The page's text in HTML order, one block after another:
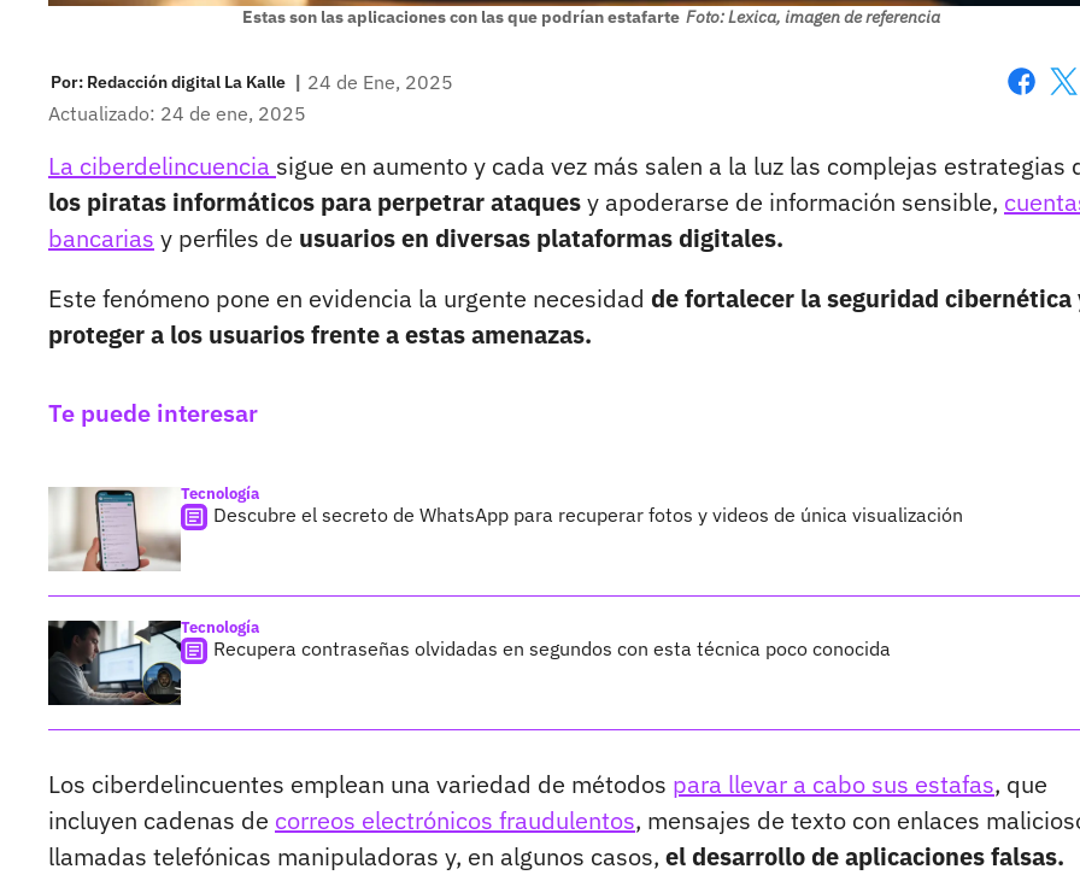
Estas son las aplicaciones con las que podrían estafarte Foto: Lexica, imagen de referencia
Por: Redacción digital La Kalle | 24 de Ene, 2025
Actualizado: 24 de ene, 2025
La ciberdelincuencia sigue en aumento y cada vez más salen a la luz las complejas estrategias
los piratas informáticos para perpetrar ataquesy apoderarse de información sensible,
bancarias y perfiles de usuarios en diversas plataformas digitales.
Este fenómeno pone en evidencia la urgente necesidad de fortalecer la seguridad cibernética
proteger a los usuarios frente a estas amenazas.
Te puede interesar
Tecnología
Descubre el secreto de WhatsApp para recuperar fotos y videos de única visualización
Tecnología
Recupera contraseñas olvidadas en segundos con esta técnica poco conocida
Los ciberdelincuentes emplean una variedad de métodos para llevar a cabo sus estafas, que
incluyen cadenas de correos electrónicos fraudulentos, mensajes de texto con enlaces
llamadas telefónicas manipuladoras y, en algunos casos, el desarrollo de aplicaciones falsas.